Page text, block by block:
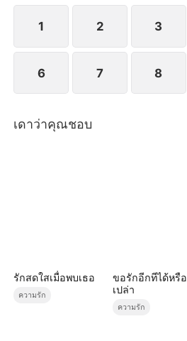
1 2 3
6 7 8
เดาว่าคุณชอบ
รักสดใสเมื่อพบเธอ
ความรัก
ขอรักอีกทีได้หรือ
เปล่า
ความรัก